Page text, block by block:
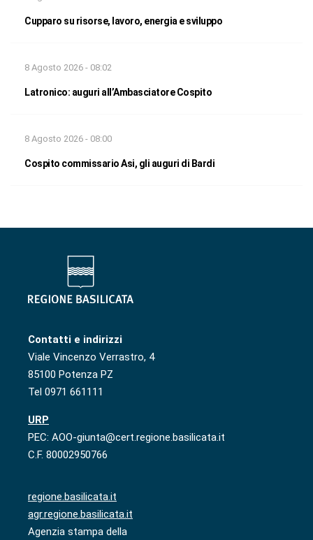
Cupparo su risorse, lavoro, energia e sviluppo
8 Agosto 2026 - 08:02
Latronico: auguri all’Ambasciatore Cospito
8 Agosto 2026 - 08:00
Cospito commissario Asi, gli auguri di Bardi
Contatti e indirizzi
Viale Vincenzo Verrastro, 4
85100 Potenza PZ
Tel 0971 661111
URP
PEC: AOO-giunta@cert.regione.basilicata.it
C.F. 80002950766
regione.basilicata.it
agr.regione.basilicata.it
Agenzia stampa della